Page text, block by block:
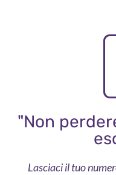
"Non
Lasciaci il tuo